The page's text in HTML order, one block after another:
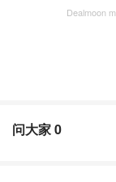
Dealmoon
问大家0